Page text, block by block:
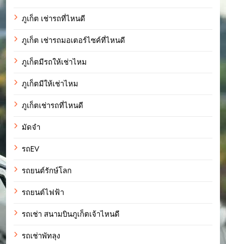
ภูเก็ต เช่ารถที่ไหนดี
ภูเก็ต เช่ารถมอเตอร์ไซค์ที่ไหนดี
ภูเก็ตมีรถให้เช่าไหม
ภูเก็ตมีให้เช่าไหม
ภูเก็ตเช่ารถที่ไหนดี
มัดจำ
รถEV
รถยนต์รักษ์โลก
รถยนต์ไฟฟ้า
รถเช่า สนามบินภูเก็ตเจ้าไหนดี
รถเช่าพัทลุง